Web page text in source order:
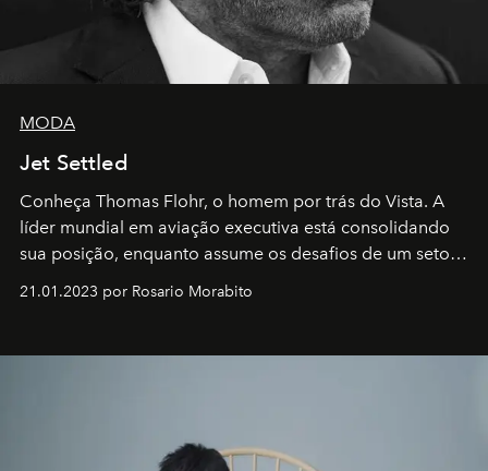
MODA
Jet Settled
Conheça Thomas Flohr, o homem por trás do Vista. A
líder mundial em aviação executiva está consolidando
sua posição, enquanto assume os desafios de um setor
21.01.2023 por Rosario Morabito